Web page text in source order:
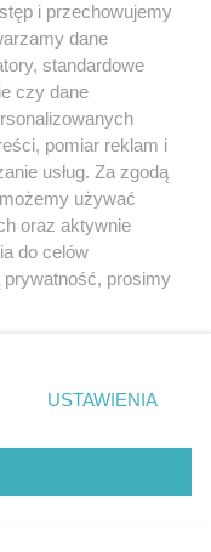
i mężczyzn ma
dostępie do
w pracy,
prawa
Ten postulat
finansowania
i przechowujemy
dane
standardowe
czy dane
pomiar reklam i
usług. Za zgodą
używać
oraz aktywnie
do celów
prywatność, prosimy
rogu strony
nie wymagają
miały
USTAWIENIA